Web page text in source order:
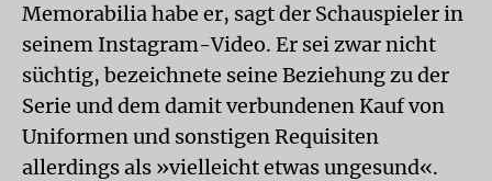
Memorabilia habe er, sagt der Schauspieler in
seinem Instagram-Video. Er sei zwar nicht
süchtig, bezeichnete seine Beziehung zu der
Serie und dem damit verbundenen Kauf von
Uniformen und sonstigen Requisiten
allerdings als »vielleicht etwas ungesund«.